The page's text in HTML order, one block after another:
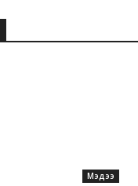
Мэдээ